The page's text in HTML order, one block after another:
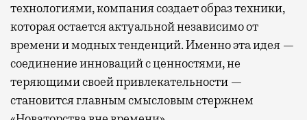
технологиями, компания создает образ техники,
которая остается актуальной независимо от
времени и модных тенденций. Именно эта идея —
соединение инноваций с ценностями, не
теряющими своей привлекательности —
становится главным смысловым стержнем